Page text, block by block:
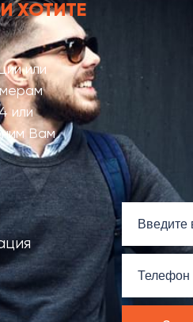
ХОТИТЕ
или
или
Вам